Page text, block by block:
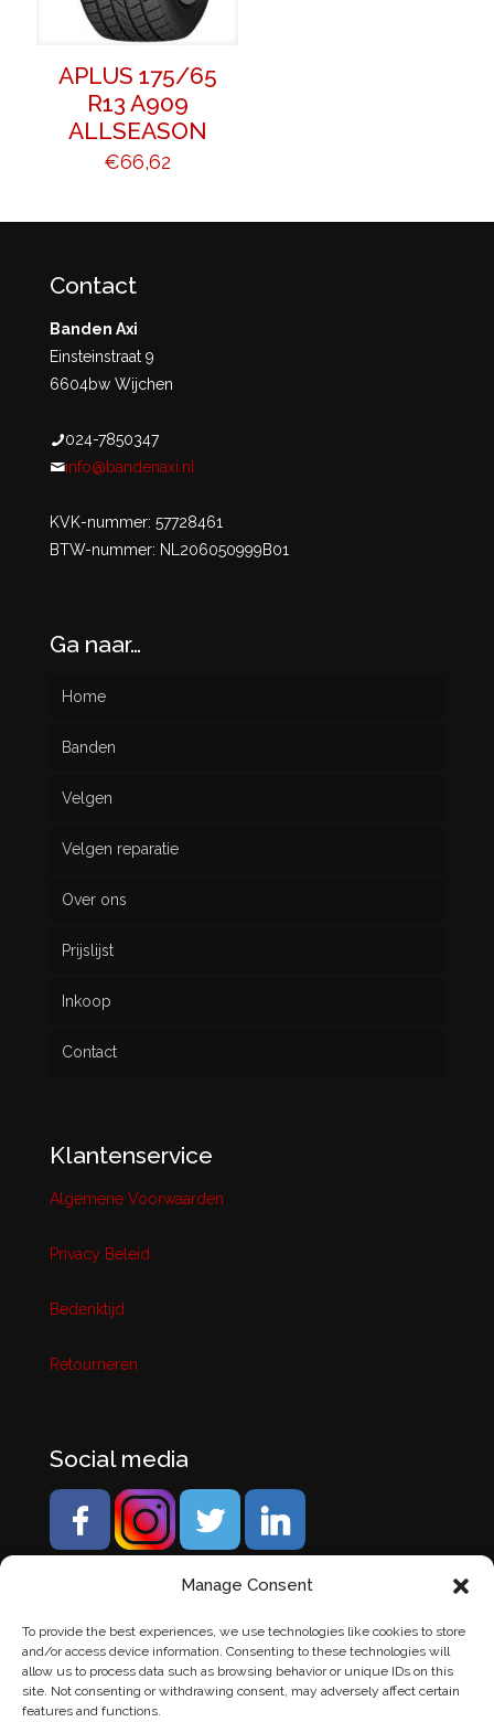
Manage Consent
To provide the best experiences, we use technologies like cookies to store
and/or access device information. Consenting to these technologies will
allow us to process data such as browsing behavior or unique IDs on this
site. Not consenting or withdrawing consent, may adversely affect certain
features and functions.
APLUS 175/65
R13 A909
ALLSEASON
€66,62
Contact
Banden Axi
Einsteinstraat 9
6604bw Wijchen
024-7850347
info@bandenaxi.nl
KVK-nummer: 57728461
BTW-nummer: NL206050999B01
Ga naar…
Home
Banden
Nieuw
Gebruikt
Velgen
Velgen reparatie
Over ons
Prijslijst
Inkoop
Contact
Klantenservice
Algemene Voorwaarden
Privacy Beleid
Bedenktijd
Retourneren
Social media